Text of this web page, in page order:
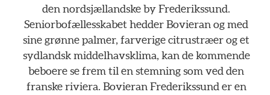
den nordsjællandske by Frederikssund.
Seniorbofællesskabet hedder Bovieran og med
sine grønne palmer, farverige citrustræer og et
sydlandsk middelhavsklima, kan de kommende
beboere se frem til en stemning som ved den
franske riviera. Bovieran Frederikssund er en